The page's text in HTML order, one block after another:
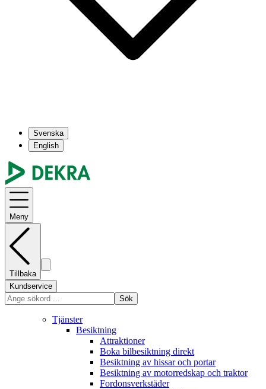
Svenska
English
Meny
Tillbaka
Kundservice
Sök
Tjänster
Besiktning
Attraktioner
Boka bilbesiktning direkt
Besiktning av hissar och portar
Besiktning av motorredskap och traktor
Fordonsverkstäder